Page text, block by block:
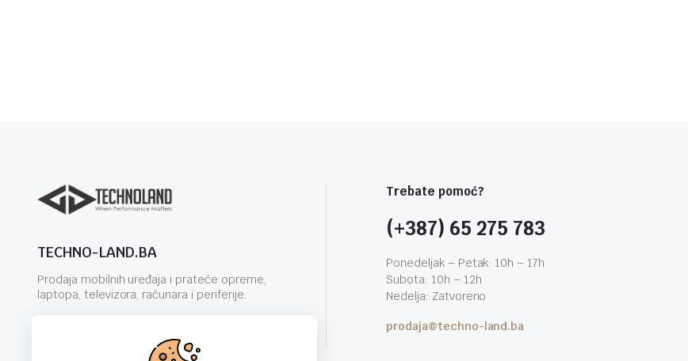
TECHNO-LAND.BA
Prodaja mobilnih uređaja i prateće opreme,
laptopa, televizora, računara i periferije.
Trebate pomoć?
(+387) 65 275 783
Ponedeljak – Petak: 10h – 17h
Subota: 10h – 12h
Nedelja: Zatvoreno
prodaja@techno-land.ba